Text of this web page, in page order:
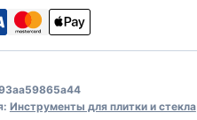
Инструменты для плитки и стекла